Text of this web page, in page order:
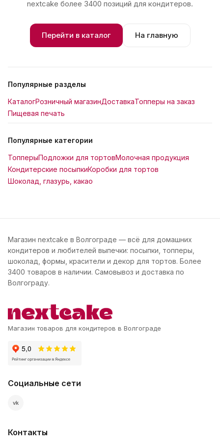
nextcake более 3400 позиций для кондитеров.
Перейти в каталог На главную
Популярные разделы
КаталогРозничный магазинДоставкаТопперы на заказ
Пищевая печать
Популярные категории
ТопперыПодложки для тортовМолочная продукция
Кондитерские посыпкиКоробки для тортов
Шоколад, глазурь, какао
Магазин nextcake в Волгограде — всё для домашних
кондитеров и любителей выпечки: посыпки, топперы,
шоколад, формы, красители и декор для тортов. Более
3400 товаров в наличии. Самовывоз и доставка по
Волгограду.
Магазин товаров для кондитеров в Волгограде
Социальные сети
vk
Контакты